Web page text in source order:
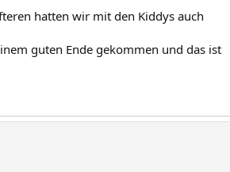
hatten wir mit den Kiddys auch
guten Ende gekommen und das ist